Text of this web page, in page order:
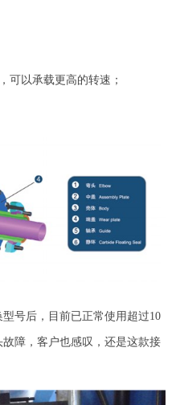
可以承载更高的转速；
型号后，目前已正常使用超过10
障，客户也感叹，还是这款接